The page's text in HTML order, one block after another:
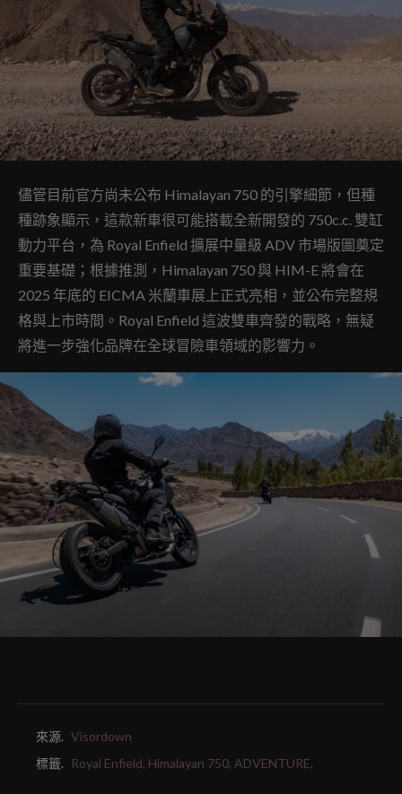
儘管目前官方尚未公布 Himalayan 750 的引擎細節，但種
種跡象顯示，這款新車很可能搭載全新開發的 750c.c. 雙缸
動力平台，為 Royal Enfield 擴展中量級 ADV 市場版圖奠定
重要基礎；根據推測，Himalayan 750 與 HIM-E 將會在
2025 年底的 EICMA 米蘭車展上正式亮相，並公布完整規
格與上市時間。Royal Enfield 這波雙車齊發的戰略，無疑
將進一步強化品牌在全球冒險車領域的影響力。
來源. Visordown
標籤.
Royal Enfield, Himalayan 750, ADVENTURE,